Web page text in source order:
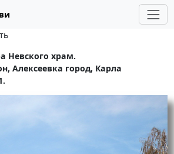
Невского храм.
Алексеевка город, Карла